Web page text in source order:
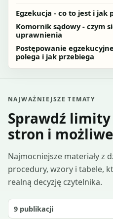
Egzekucja - co to jest i jak
Komornik sądowy - czym
uprawnienia
Postępowanie
polega i jak przebiega
NAJWAŻNIEJSZE TEMATY
Sprawdź
stron i
Najmocniejsze materiały z
procedury, wzory i tabele,
realną decyzję czytelnika.
9 publikacji